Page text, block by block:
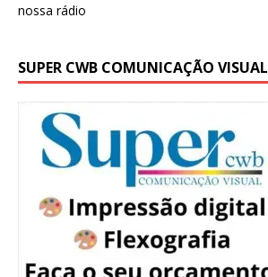
SUPER CWB COMUNICAÇÃO VISUAL